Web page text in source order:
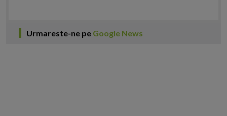
Urmareste-ne pe Google News